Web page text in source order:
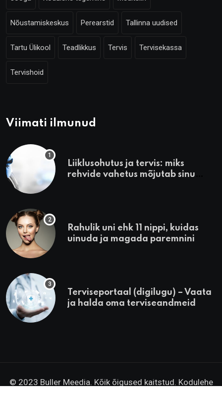
Nõustamiskeskus Perearstid Tallinna uudised
Tartu Ülikool Teadlikkus Tervis Tervisekassa
Tervishoid
Viimati ilmunud
Liiklusohutus ja tervis: miks
rehvide vahetus mõjutab sinu
Rahulik uni ehk 11 nippi, kuidas
uinuda ja magada paremnini
Terviseportaal (digilugu) – Vaata
ja halda oma terviseandmeid
© 2023 Buller Meedia. Kõik õigused kaitstud. Kodulehe